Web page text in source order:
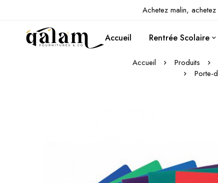
Achetez malin,
Accueil Rentrée Scolaire
Accueil Produits
Porte-